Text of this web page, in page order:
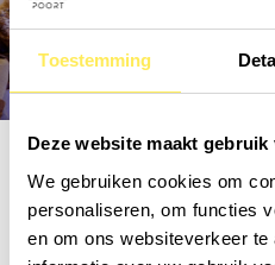
Toestemming
Deze website maakt gebruik
We gebruiken cookies om
personaliseren, om functies
en om ons websiteverkeer
Sustainable
aftermovie